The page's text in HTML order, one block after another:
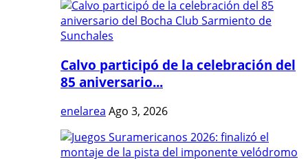
Calvo participó de la celebración del
85 aniversario...
enelarea Ago 3, 2026